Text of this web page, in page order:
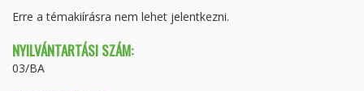
Erre a témakiírásra nem lehet jelentkezni.
NYILVÁNTARTÁSI SZÁM:
03/BA